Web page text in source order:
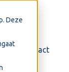
Deze
Contact